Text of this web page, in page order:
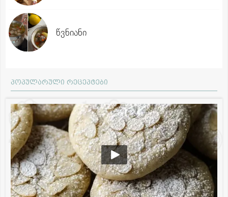
წვნიანი
პოპულარული რეცეპტები